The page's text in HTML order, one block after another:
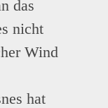
das
nicht
Wind
hat